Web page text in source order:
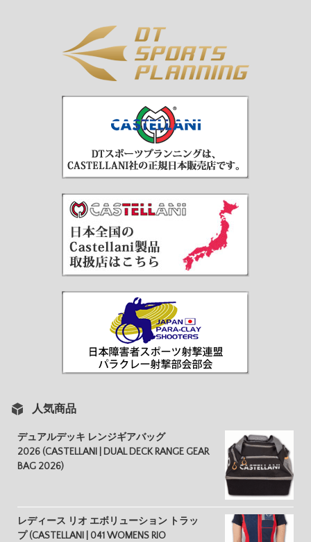
人気商品
デュアルデッキ レンジギアバッグ
2026 (CASTELLANI | DUAL DECK RANGE GEAR
BAG 2026)
レディース リオ エボリューション トラッ
プ (CASTELLANI | 041 WOMENS RIO